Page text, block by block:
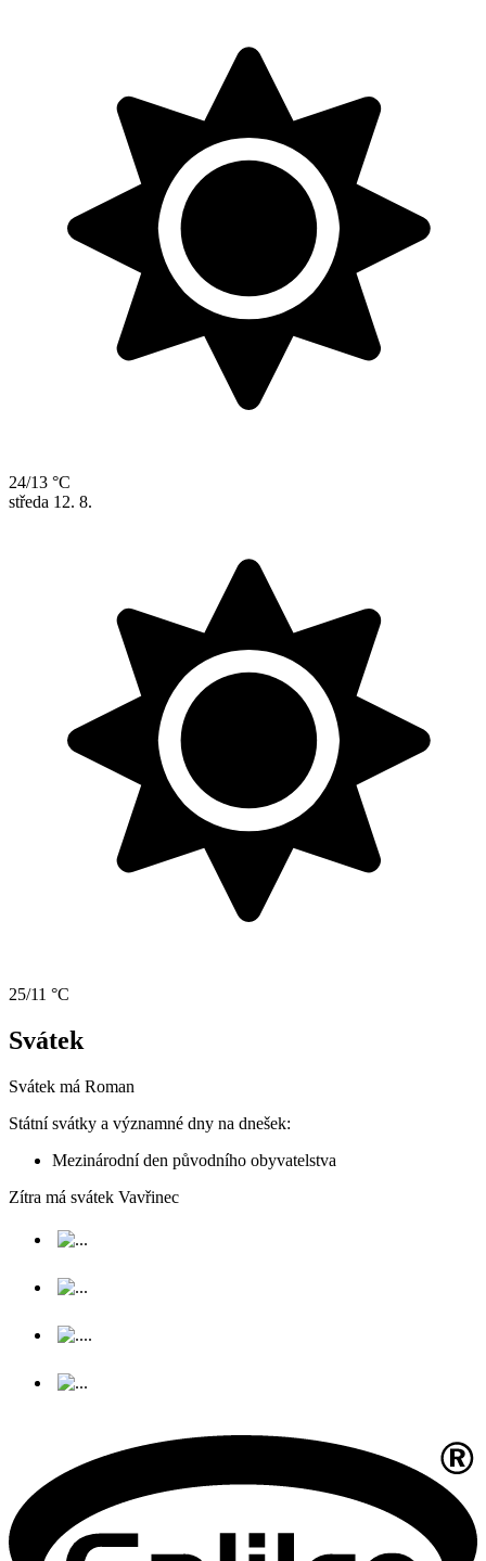
24/13 °C
středa 12. 8.
25/11 °C
Svátek
Svátek má Roman
Státní svátky a významné dny na dnešek:
Mezinárodní den původního obyvatelstva
Zítra má svátek Vavřinec